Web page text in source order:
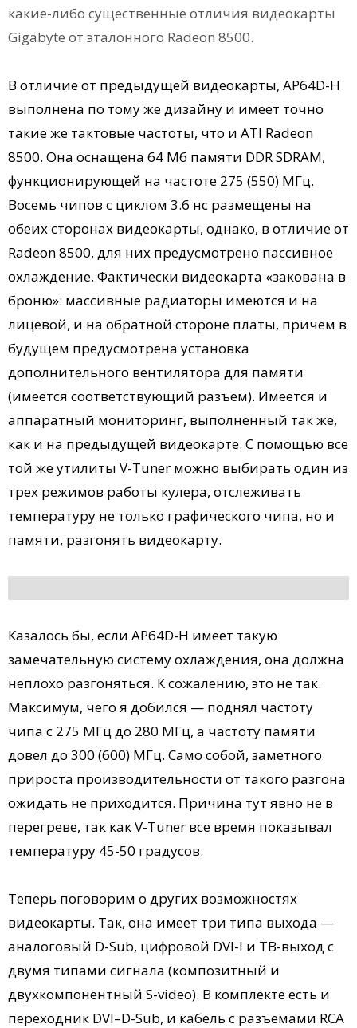
какие-либо существенные отличия видеокарты
Gigabyte от эталонного Radeon 8500.
В отличие от предыдущей видеокарты, AP64D-H
выполнена по тому же дизайну и имеет точно
такие же тактовые частоты, что и ATI Radeon
8500. Она оснащена 64 Мб памяти DDR SDRAM,
функционирующей на частоте 275 (550) МГц.
Восемь чипов с циклом 3.6 нс размещены на
обеих сторонах видеокарты, однако, в отличие от
Radeon 8500, для них предусмотрено пассивное
охлаждение. Фактически видеокарта «закована в
броню»: массивные радиаторы имеются и на
лицевой, и на обратной стороне платы, причем в
будущем предусмотрена установка
дополнительного вентилятора для памяти
(имеется соответствующий разъем). Имеется и
аппаратный мониторинг, выполненный так же,
как и на предыдущей видеокарте. С помощью все
той же утилиты V-Tuner можно выбирать один из
трех режимов работы кулера, отслеживать
температуру не только графического чипа, но и
памяти, разгонять видеокарту.
Казалось бы, если AP64D-H имеет такую
замечательную систему охлаждения, она должна
неплохо разгоняться. К сожалению, это не так.
Максимум, чего я добился — поднял частоту
чипа с 275 МГц до 280 МГц, а частоту памяти
довел до 300 (600) МГц. Само собой, заметного
прироста производительности от такого разгона
ожидать не приходится. Причина тут явно не в
перегреве, так как V-Tuner все время показывал
температуру 45-50 градусов.
Теперь поговорим о других возможностях
видеокарты. Так, она имеет три типа выхода —
аналоговый D-Sub, цифровой DVI-I и ТВ-выход с
двумя типами сигнала (композитный и
двухкомпонентный S-video). В комплекте есть и
переходник DVI–D-Sub, и кабель с разъемами RCA